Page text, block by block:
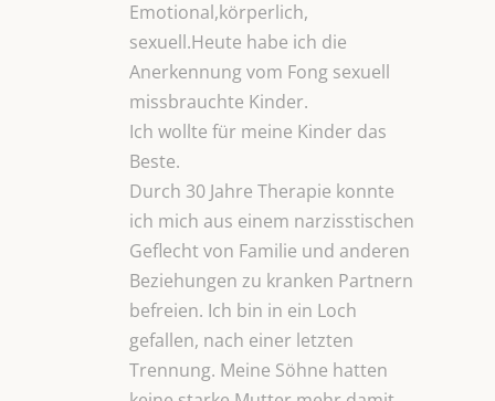
Emotional,körperlich,
sexuell.Heute habe ich die
Anerkennung vom Fong sexuell
missbrauchte Kinder.
Ich wollte für meine Kinder das
Beste.
Durch 30 Jahre Therapie konnte
ich mich aus einem narzisstischen
Geflecht von Familie und anderen
Beziehungen zu kranken Partnern
befreien. Ich bin in ein Loch
gefallen, nach einer letzten
Trennung. Meine Söhne hatten